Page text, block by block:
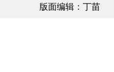
版面编辑：丁苗